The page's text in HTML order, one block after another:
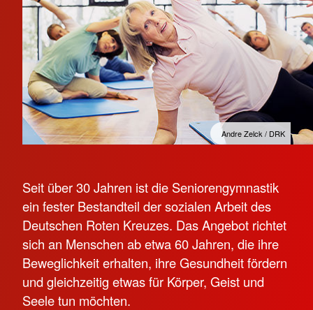
Andre Zelck / DRK
Seit über 30 Jahren ist die Seniorengymnastik
ein fester Bestandteil der sozialen Arbeit des
Deutschen Roten Kreuzes. Das Angebot richtet
sich an Menschen ab etwa 60 Jahren, die ihre
Beweglichkeit erhalten, ihre Gesundheit fördern
und gleichzeitig etwas für Körper, Geist und
Seele tun möchten.